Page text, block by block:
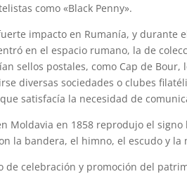
como «Black Penny».
impacto en Rumanía, y durante
en el espacio rumano, la de
sellos postales, como Cap de Bour,
diversas sociedades o clubes
satisfacía la necesidad de
Moldavia en 1858 reprodujo el
la bandera, el himno, el escudo y
de celebración y promoción del